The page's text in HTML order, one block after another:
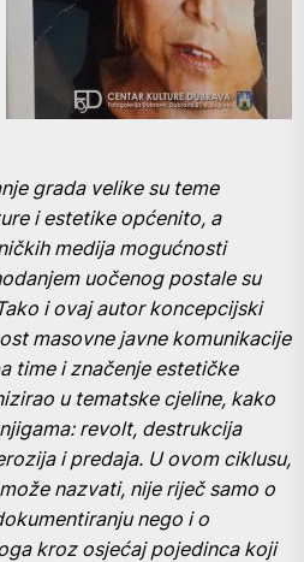
grada velike su teme
i estetike općenito, a
medija mogućnosti
uočenog postale su
i ovaj autor koncepcijski
masovne javne komunikacije
time i značenje estetičke
u tematske cjeline, kako
revolt, destrukcija
i predaja. U ovom ciklusu,
nazvati, nije riječ samo o
nego i o
kroz osjećaj pojedinca koji